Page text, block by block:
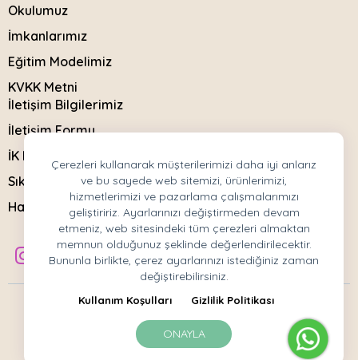
ONAYLA
Çerezleri kullanarak müşterilerimizi daha iyi anlarız
ve bu sayede web sitemizi, ürünlerimizi,
hizmetlerimizi ve pazarlama çalışmalarımızı
geliştiririz. Ayarlarınızı değiştirmeden devam
etmeniz, web sitesindeki tüm çerezleri almaktan
memnun olduğunuz şeklinde değerlendirilecektir.
Bununla birlikte, çerez ayarlarınızı istediğiniz zaman
değiştirebilirsiniz.
Kullanım Koşulları Gizlilik Politikası
Okulumuz
İmkanlarımız
Eğitim Modelimiz
KVKK Metni
İletişim Bilgilerimiz
İletişim Formu
İK Başvuru Formu
Sıkça Sorulanlar
Haberler
Kullanım Koşulları
Gizlilik Politikası
Development by Beework